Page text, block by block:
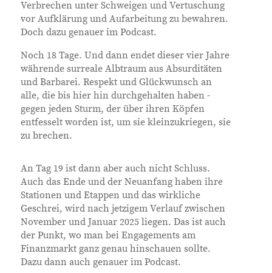
Verbrechen unter Schweigen und Vertuschung
vor Aufklärung und Aufarbeitung zu bewahren.
Doch dazu genauer im Podcast.
Noch 18 Tage. Und dann endet dieser vier Jahre
währende surreale Albtraum aus Absurditäten
und Barbarei. Respekt und Glückwunsch an
alle, die bis hier hin durchgehalten haben -
gegen jeden Sturm, der über ihren Köpfen
entfesselt worden ist, um sie kleinzukriegen, sie
zu brechen.
An Tag 19 ist dann aber auch nicht Schluss.
Auch das Ende und der Neuanfang haben ihre
Stationen und Etappen und das wirkliche
Geschrei, wird nach jetzigem Verlauf zwischen
November und Januar 2025 liegen. Das ist auch
der Punkt, wo man bei Engagements am
Finanzmarkt ganz genau hinschauen sollte.
Dazu dann auch genauer im Podcast.